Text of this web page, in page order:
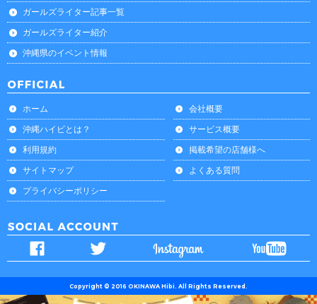
ガールズライター記事一覧
ガールズライター紹介
沖縄県のイベント情報
ホーム
会社概要
沖縄ハイビとは？
サービス概要
利用規約
掲載希望の店舗様へ
サイトマップ
よくある質問
プライバシーポリシー
Copyright © 2016 OKINAWA Hibi. All Rights Reserved.